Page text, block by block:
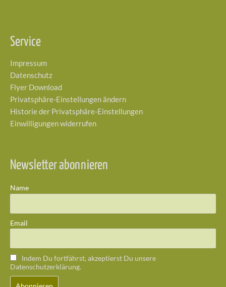
Service
Impressum
Datenschutz
Flyer Download
Privatsphäre-Einstellungen ändern
Historie der Privatsphäre-Einstellungen
Einwilligungen widerrufen
Newsletter abonnieren
Name
Email
Indem Du fortfährst, akzeptierst Du unsere
Datenschutzerklärung.